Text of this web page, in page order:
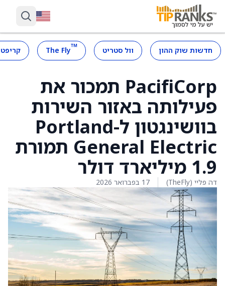
חדשות שוק ההון וול סטריט ™
The Fly
PacifiCorp תמכור את
פעילותה באזור השירות
בוושינגטון ל-Portland
General Electric תמורת
1.9 מיליארד דולר
דה פליי (TheFly) 17 בפברואר 2026